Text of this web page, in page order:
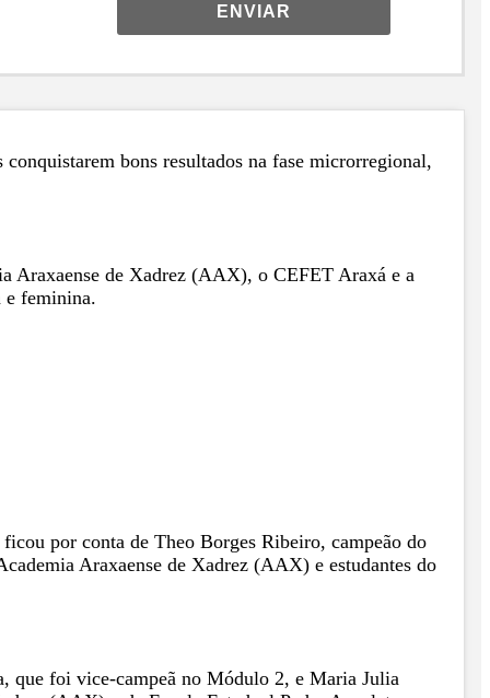
ENVIAR
bons resultados na fase microrregional,
Araxaense de Xadrez (AAX), o CEFET Araxá e a
e feminina.
por conta de Theo Borges Ribeiro, campeão do
Araxaense de Xadrez (AAX) e estudantes do
que foi vice-campeã no Módulo 2, e Maria Julia